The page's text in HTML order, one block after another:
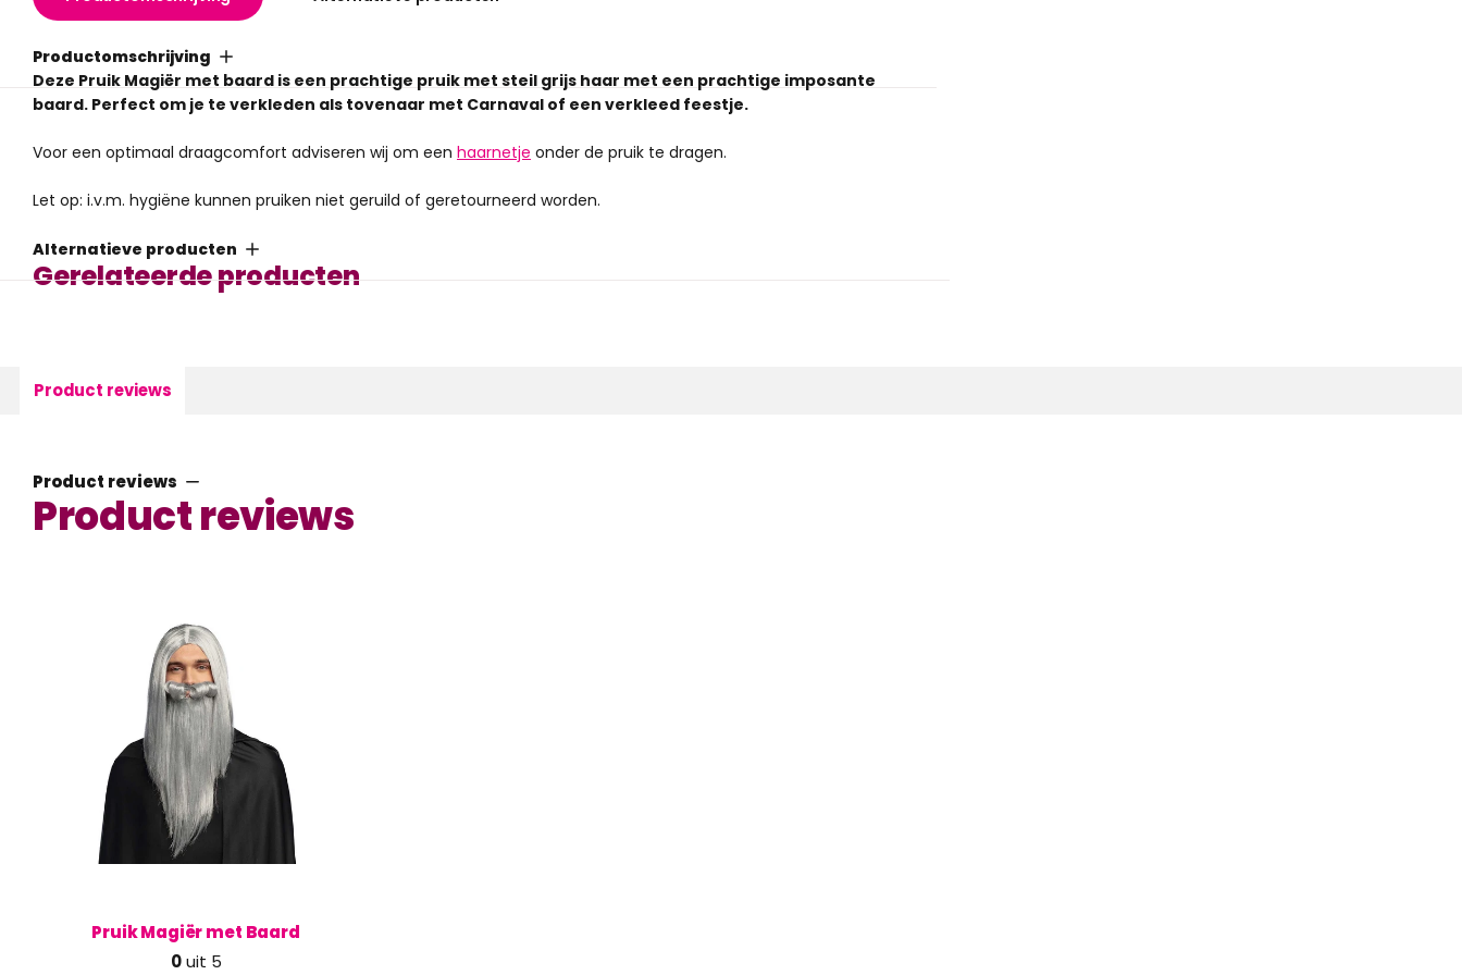
Productomschrijving
Deze Pruik Magiër met baard is een prachtige pruik met steil grijs haar met een prachtige imposante
baard. Perfect om je te verkleden als tovenaar met Carnaval of een verkleed feestje.
Voor een optimaal draagcomfort adviseren wij om een haarnetje onder de pruik te dragen.
Let op: i.v.m. hygiëne kunnen pruiken niet geruild of geretourneerd worden.
Alternatieve producten
Gerelateerde producten
Product reviews
Product reviews
Product reviews
Pruik Magiër met Baard
0uit 5